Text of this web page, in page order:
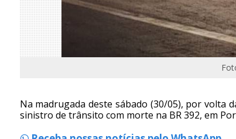
Na madrugada deste sábado (30/05), por volta
sinistro de trânsito com morte na BR 392, em